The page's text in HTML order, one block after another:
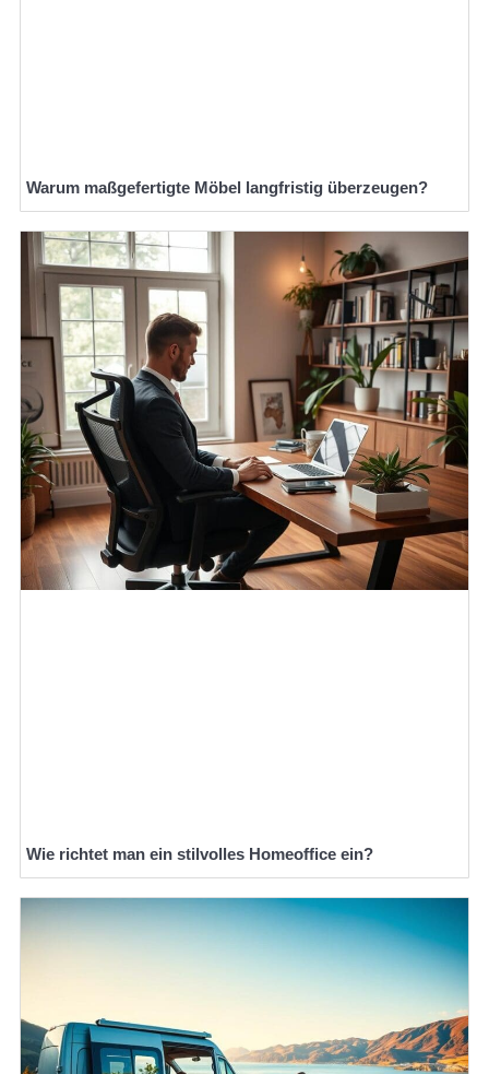
Warum maßgefertigte Möbel langfristig überzeugen?
Wie richtet man ein stilvolles Homeoffice ein?